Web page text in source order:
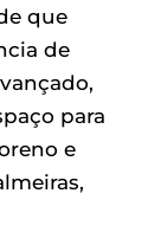
que
de
para
e